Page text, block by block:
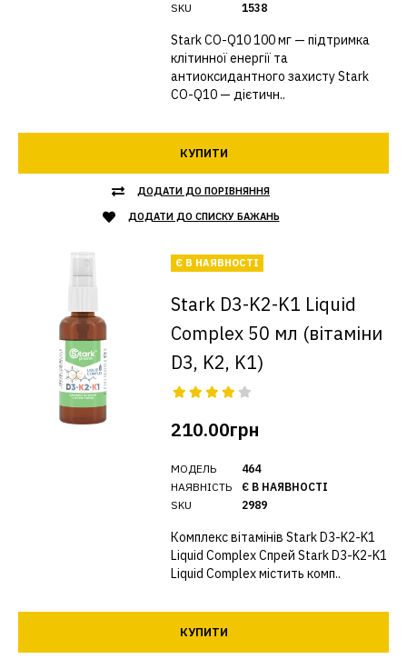
SKU
1538
Stark CO-Q10 100 мг — підтримка
клітинної енергії та
антиоксидантного захисту Stark
CO-Q10 — дієтичн..
КУПИТИ
ДОДАТИ ДО ПОРІВНЯННЯ
ДОДАТИ ДО СПИСКУ БАЖАНЬ
Є В НАЯВНОСТІ
Stark D3-K2-K1 Liquid
Complex 50 мл (вітаміни
D3, K2, K1)
210.00грн
МОДЕЛЬ
НАЯВНІСТЬ
SKU
464
Є В НАЯВНОСТІ
2989
Комплекс вітамінів Stark D3-K2-K1
Liquid Complex Спрей Stark D3-K2-K1
Liquid Complex містить комп..
КУПИТИ